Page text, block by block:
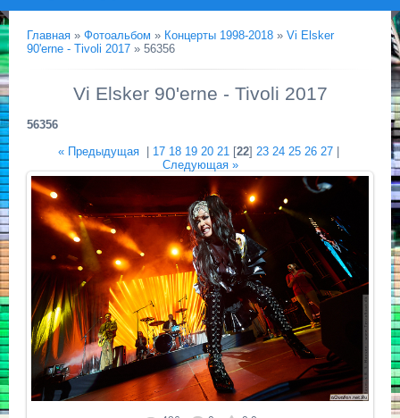
Главная » Фотоальбом » Концерты 1998-2018 » Vi Elsker
90'erne - Tivoli 2017 » 56356
Vi Elsker 90'erne - Tivoli 2017
56356
« Предыдущая| 17 18 19 20 21[22] 23 24 25 26 27|
Следующая »